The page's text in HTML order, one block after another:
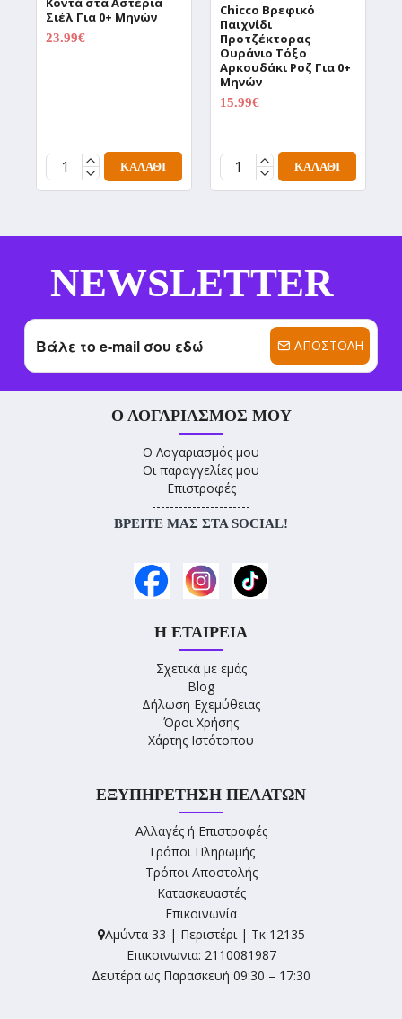
Σιέλ Για 0+ Μηνών
23.99€
ΚΑΛΆΘΙ
Chicco Βρεφικό
Παιχνίδι
Προτζέκτορας
Ουράνιο Τόξο
Αρκουδάκι Ροζ Για 0+
Μηνών
15.99€
ΚΑΛΆΘΙ
NEWSLETTER
ΑΠΟΣΤΟΛΉ
Ο ΛΟΓΑΡΙΑΣΜΌΣ ΜΟΥ
Ο Λογαριασμός μου
Οι παραγγελίες μου
Επιστροφές
----------------------
ΒΡΕΊΤΕ ΜΑΣ ΣΤΑ SOCIAL!
Η ΕΤΑΙΡΕΊΑ
Σχετικά με εμάς
Blog
Δήλωση Εχεμύθειας
Όροι Χρήσης
Χάρτης Ιστότοπου
ΕΞΥΠΗΡΈΤΗΣΗ ΠΕΛΑΤΏΝ
Αλλαγές ή Επιστροφές
Τρόποι Πληρωμής
Τρόποι Αποστολής
Κατασκευαστές
Επικοινωνία
Αμύντα 33 | Περιστέρι | Τκ 12135
Επικοινωνια: 2110081987
Δευτέρα ως Παρασκευή 09:30 – 17:30